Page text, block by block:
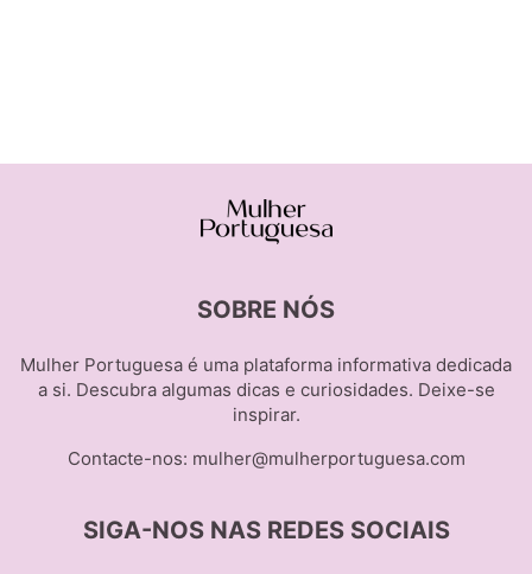
SOBRE NÓS
Mulher Portuguesa é uma plataforma informativa dedicada
a si. Descubra algumas dicas e curiosidades. Deixe-se
inspirar.
Contacte-nos: mulher@mulherportuguesa.com
SIGA-NOS NAS REDES SOCIAIS